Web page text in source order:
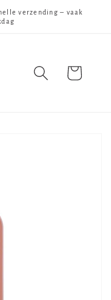
verzending – vaak
Winkelwagen